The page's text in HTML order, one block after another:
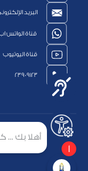
أهلا بك
1
البريد
قناة الواتس
قناة اليوتيوب
23909123